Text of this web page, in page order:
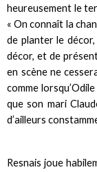
heureusement le
« On connaît la
de planter le
décor, et de
en scène ne
comme
que son mari
d’ailleurs
Resnais joue